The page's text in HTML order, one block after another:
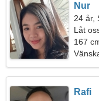
Nur
24 år,
Låt
kvinna
167
Rafi